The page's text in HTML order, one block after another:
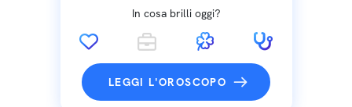
In cosa brilli oggi?
LEGGI L'OROSCOPO